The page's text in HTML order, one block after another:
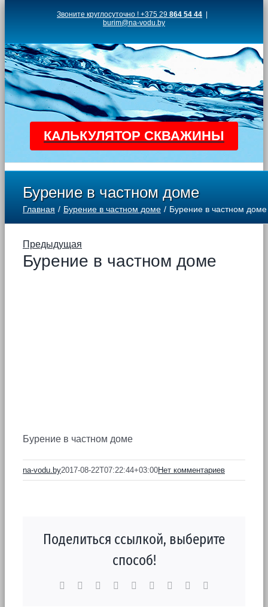
content
Звоните круглосуточно ! +375 29 864 54 44
burim@na-vodu.by
КАЛЬКУЛЯТОР СКВАЖИНЫ
Бурение в частном доме
Главная Бурение в частном доме Бурение в частном доме
Предыдущая
Бурение в частном доме
Бурение в частном доме
na-vodu.by2017-08-22T07:22:44+03:00Нет комментариев
Поделиться ссылкой, выберите
способ!
Facebook Reddit LinkedInWhatsApp
TumblrPinterest